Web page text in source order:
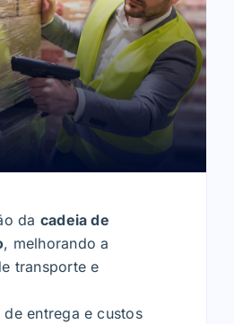
da cadeia de
, melhorando a
transporte e
de entrega e custos